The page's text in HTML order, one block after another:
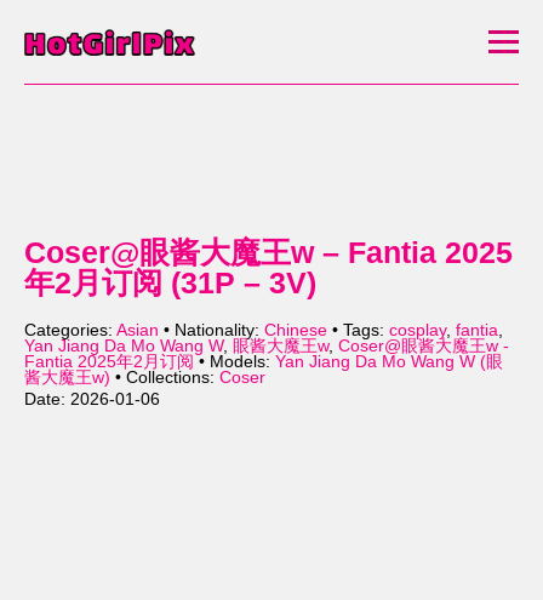
Coser@眼酱大魔王w – Fantia 2025
年2月订阅 (31P – 3V)
Categories: Asian • Nationality: Chinese • Tags: cosplay, fantia,
Yan Jiang Da Mo Wang W, 眼酱大魔王w, Coser@眼酱大魔王w -
Fantia 2025年2月订阅 • Models: Yan Jiang Da Mo Wang W (眼
酱大魔王w) • Collections: Coser
Date: 2026-01-06